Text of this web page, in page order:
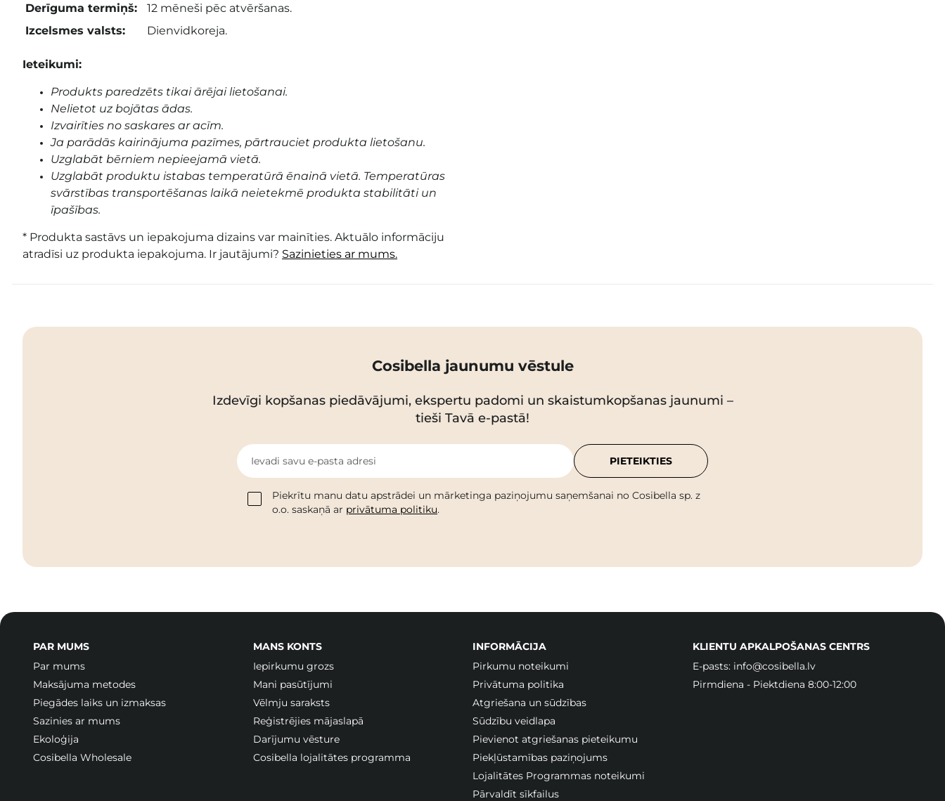
Derīguma termiņš:
12 mēneši pēc atvēršanas.
Izcelsmes valsts:
Dienvidkoreja.
Ieteikumi:
Produkts paredzēts tikai ārējai lietošanai.
Nelietot uz bojātas ādas.
Izvairīties no saskares ar acīm.
Ja parādās kairinājuma pazīmes, pārtrauciet produkta lietošanu.
Uzglabāt bērniem nepieejamā vietā.
Uzglabāt produktu istabas temperatūrā ēnainā vietā. Temperatūras
svārstības transportēšanas laikā neietekmē produkta stabilitāti un
īpašības.
* Produkta sastāvs un iepakojuma dizains var mainīties. Aktuālo informāciju
atradīsi uz produkta iepakojuma. Ir jautājumi? Sazinieties ar mums.
Cosibella jaunumu vēstule
Izdevīgi kopšanas piedāvājumi, ekspertu padomi un skaistumkopšanas jaunumi –
tieši Tavā e-pastā!
Ievadi savu e-pasta adresi
Piekrītu manu datu apstrādei un mārketinga paziņojumu saņemšanai no Cosibella sp. z
o.o. saskaņā ar privātuma politiku.
PIETEIKTIES
PAR MUMS
Par mums
Maksājuma metodes
Piegādes laiks un izmaksas
Sazinies ar mums
Ekoloģija
Cosibella Wholesale
MANS KONTS
Iepirkumu grozs
Mani pasūtījumi
Vēlmju saraksts
Reģistrējies mājaslapā
Darījumu vēsture
Cosibella lojalitātes programma
INFORMĀCIJA
Pirkumu noteikumi
Privātuma politika
Atgriešana un sūdzības
Sūdzību veidlapa
Pievienot atgriešanas pieteikumu
Piekļūstamības paziņojums
Lojalitātes Programmas noteikumi
Pārvaldīt sīkfailus
KLIENTU APKALPOŠANAS CENTRS
E-pasts: info@cosibella.lv
Pirmdiena - Piektdiena 8:00-12:00